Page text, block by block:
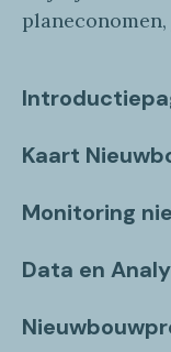
Kaart
Monitoring
Data en